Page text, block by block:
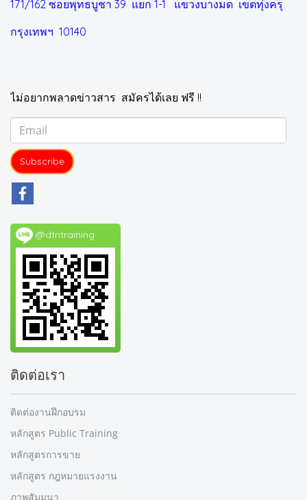
171/162 ซอยพุทธบูชา 39 แยก 1-1 แขวงบางมด เขตทุ่งครุ
กรุงเทพฯ 10140
ไม่อยากพลาดข่าวสาร สมัครได้เลย ฟรี !!
Subscribe
@dtntraining
ติดต่อเรา
ติดต่องานฝึกอบรม
หลักสูตร Public Training
หลักสูตรการขาย
หลักสูตร กฎหมายแรงงาน
ภาพสัมมนา